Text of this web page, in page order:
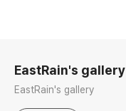
EastRain's gallery
EastRain's gallery